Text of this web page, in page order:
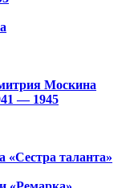
Москина
— 1945
«Сестра таланта»